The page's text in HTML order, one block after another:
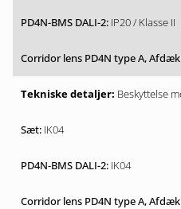
IP20 / Klasse II
Beskyttelse
IK04
IK04